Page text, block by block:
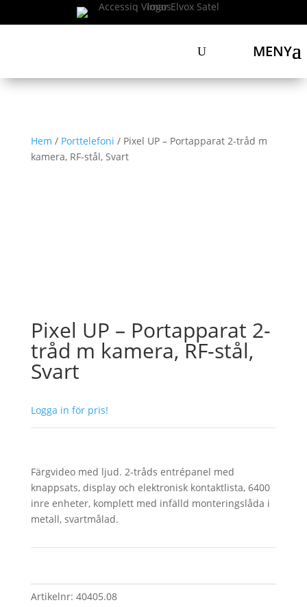
MENY
Hem / Porttelefoni / Pixel UP – Portapparat 2-tråd m
kamera, RF-stål, Svart
Pixel UP – Portapparat 2-
tråd m kamera, RF-stål,
Svart
Logga in för pris!
Färgvideo med ljud. 2-tråds entrépanel med
knappsats, display och elektronisk kontaktlista, 6400
inre enheter, komplett med infälld monteringslåda i
metall, svartmålad.
Artikelnr: 40405.08